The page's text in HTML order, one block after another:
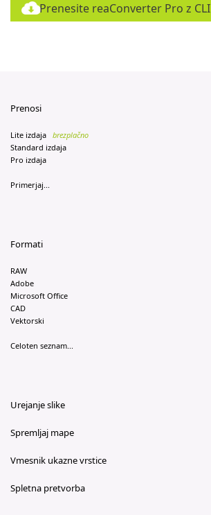
Prenesite reaConverter Pro z CLI
Prenosi
Lite izdaja brezplačno
Standard izdaja
Pro izdaja
Primerjaj...
Formati
RAW
Adobe
Microsoft Office
CAD
Vektorski
Celoten seznam...
Urejanje slike
Spremljaj mape
Vmesnik ukazne vrstice
Spletna pretvorba